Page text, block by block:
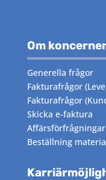
Om
Generella frågor
Fakturafrågor
Fakturafrågor
Skicka e-faktura
Affärsförfrågningar
Beställning